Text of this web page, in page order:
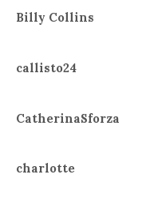
Billy Collins
callisto24
CatherinaSforza
charlotte